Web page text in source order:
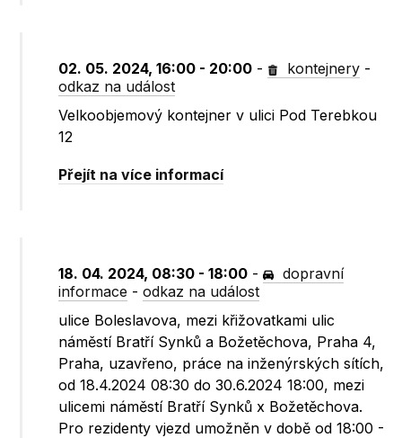
02. 05. 2024, 16:00 - 20:00 - kontejnery -
odkaz na událost
Velkoobjemový kontejner v ulici Pod Terebkou
12
Přejít na více informací
18. 04. 2024, 08:30 - 18:00 -
dopravní
informace -odkaz na událost
ulice Boleslavova, mezi křižovatkami ulic
náměstí Bratří Synků a Božetěchova, Praha 4,
Praha, uzavřeno, práce na inženýrských sítích,
od 18.4.2024 08:30 do 30.6.2024 18:00, mezi
ulicemi náměstí Bratří Synků x Božetěchova.
Pro rezidenty vjezd umožněn v době od 18:00 -